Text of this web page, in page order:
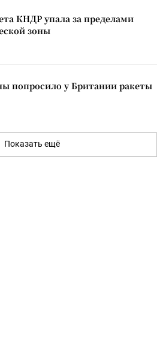
КНДР упала за пределами
зоны
попросило у Британии ракеты
Показать ещё